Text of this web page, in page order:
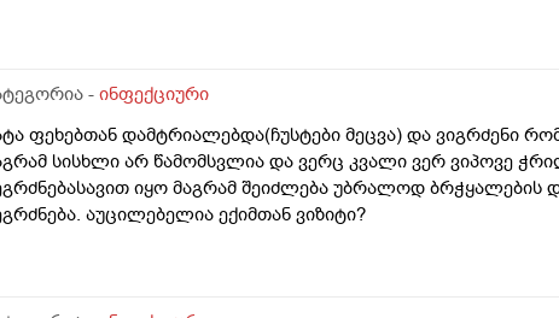
- ინფექციური
ფეხებთან დამტრიალებდა(ჩუსტები მეცვა) და ვიგრძენი
სისხლი არ წამომსვლია და ვერც კვალი ვერ ვიპოვე
იყო მაგრამ შეიძლება უბრალოდ ბრჭყალების
აუცილებელია ექიმთან ვიზიტი?